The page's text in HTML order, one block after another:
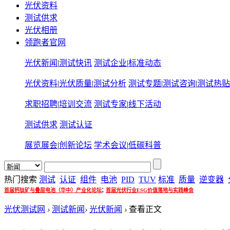
光伏资料
测试供求
光伏相册
领跑者官网
光伏新闻 |测试快讯 测试企业|标准动态
光伏资料|光伏质量|测试分析 测试专题|测试咨询|测试热贴
求职招聘|培训交流 测试专家|线下活动
测试供求 测试认证
展览展会|创新论坛 学术会议|低碳科普
热门搜索 测试 认证 组件 电池 PID TUV 标准 质量 逆变器
首届钙钛矿与叠层电池（华中）产业化论坛; 首届光伏行业ESG价值落地与实践峰会
光伏测试网 › 测试新闻 › 光伏新闻 › 查看正文